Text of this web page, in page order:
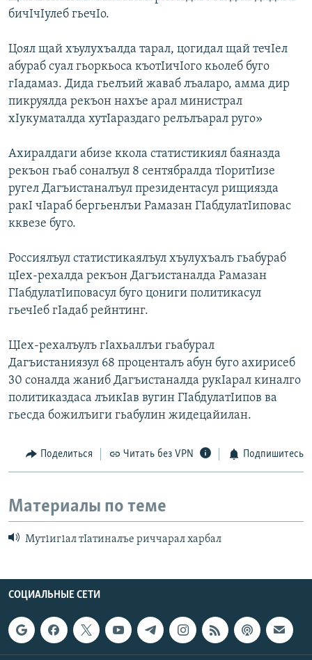
бичIчIулеб гьечIо.
Цоял щай хъулухъалда тарал, цогидал щай течIел
абураб суал гьоркьоса къотIичIого кьолеб буго
гIадамаз. Дида гьелъий жаваб лъаларо, амма дир
пикруялда рекъон нахъе арал министрал
хIукуматалда хутIараздаго релълъарал руго»
Ахиралдаги абизе ккола статистикиял баяназда
рекъон гьаб соналъул 8 сентябралда тIоритIизе
ругел Дагъистаналъул президентасул рищиязда
ракI чIараб бергьенлъи Рамазан ГIабдулатIиповас
кквезе буго.
Россиялъул статистикаялъул хъулухъалъ гьабураб
цIех-рехалда рекъон Дагъистаналда Рамазан
ГIабдулатIиповасул буго цониги политикасул
гьечIеб гIадаб рейнтинг.
ЦIех-рехалъулъ гIахьаллъи гьабурал
Дагъистаниязул 68 проценталъ абун буго ахирисеб
30 соналда жаниб Дагъистаналда рукIарал киналго
политиказдаса лъикIав вугин ГIабдулатIипов ва
гьесда божилъиги гьабулин жидецайилан.
Поделиться Читать без VPN Подпишитесь
Материалы по теме
Мут1иг1ал тIатиналъе риччарал харбал
СОЦИАЛЬНЫЕ СЕТИ